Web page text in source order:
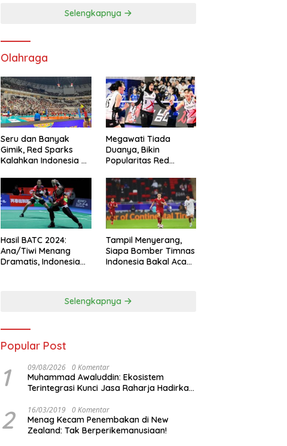
Selengkapnya
Olahraga
Seru dan Banyak
Gimik, Red Sparks
Kalahkan Indonesia All
Megawati Tiada
Duanya, Bikin
Popularitas Red
Hasil BATC 2024:
Ana/Tiwi Menang
Dramatis, Indonesia
Tampil Menyerang,
Siapa Bomber Timnas
Indonesia Bakal Acak-
Selengkapnya
Popular Post
1 09/08/2026 0 Komentar
Muhammad Awaluddin: Ekosistem
Terintegrasi Kunci Jasa Raharja Hadirkan
2 16/03/2019 0 Komentar
Menag Kecam Penembakan di New
Zealand: Tak Berperikemanusiaan!